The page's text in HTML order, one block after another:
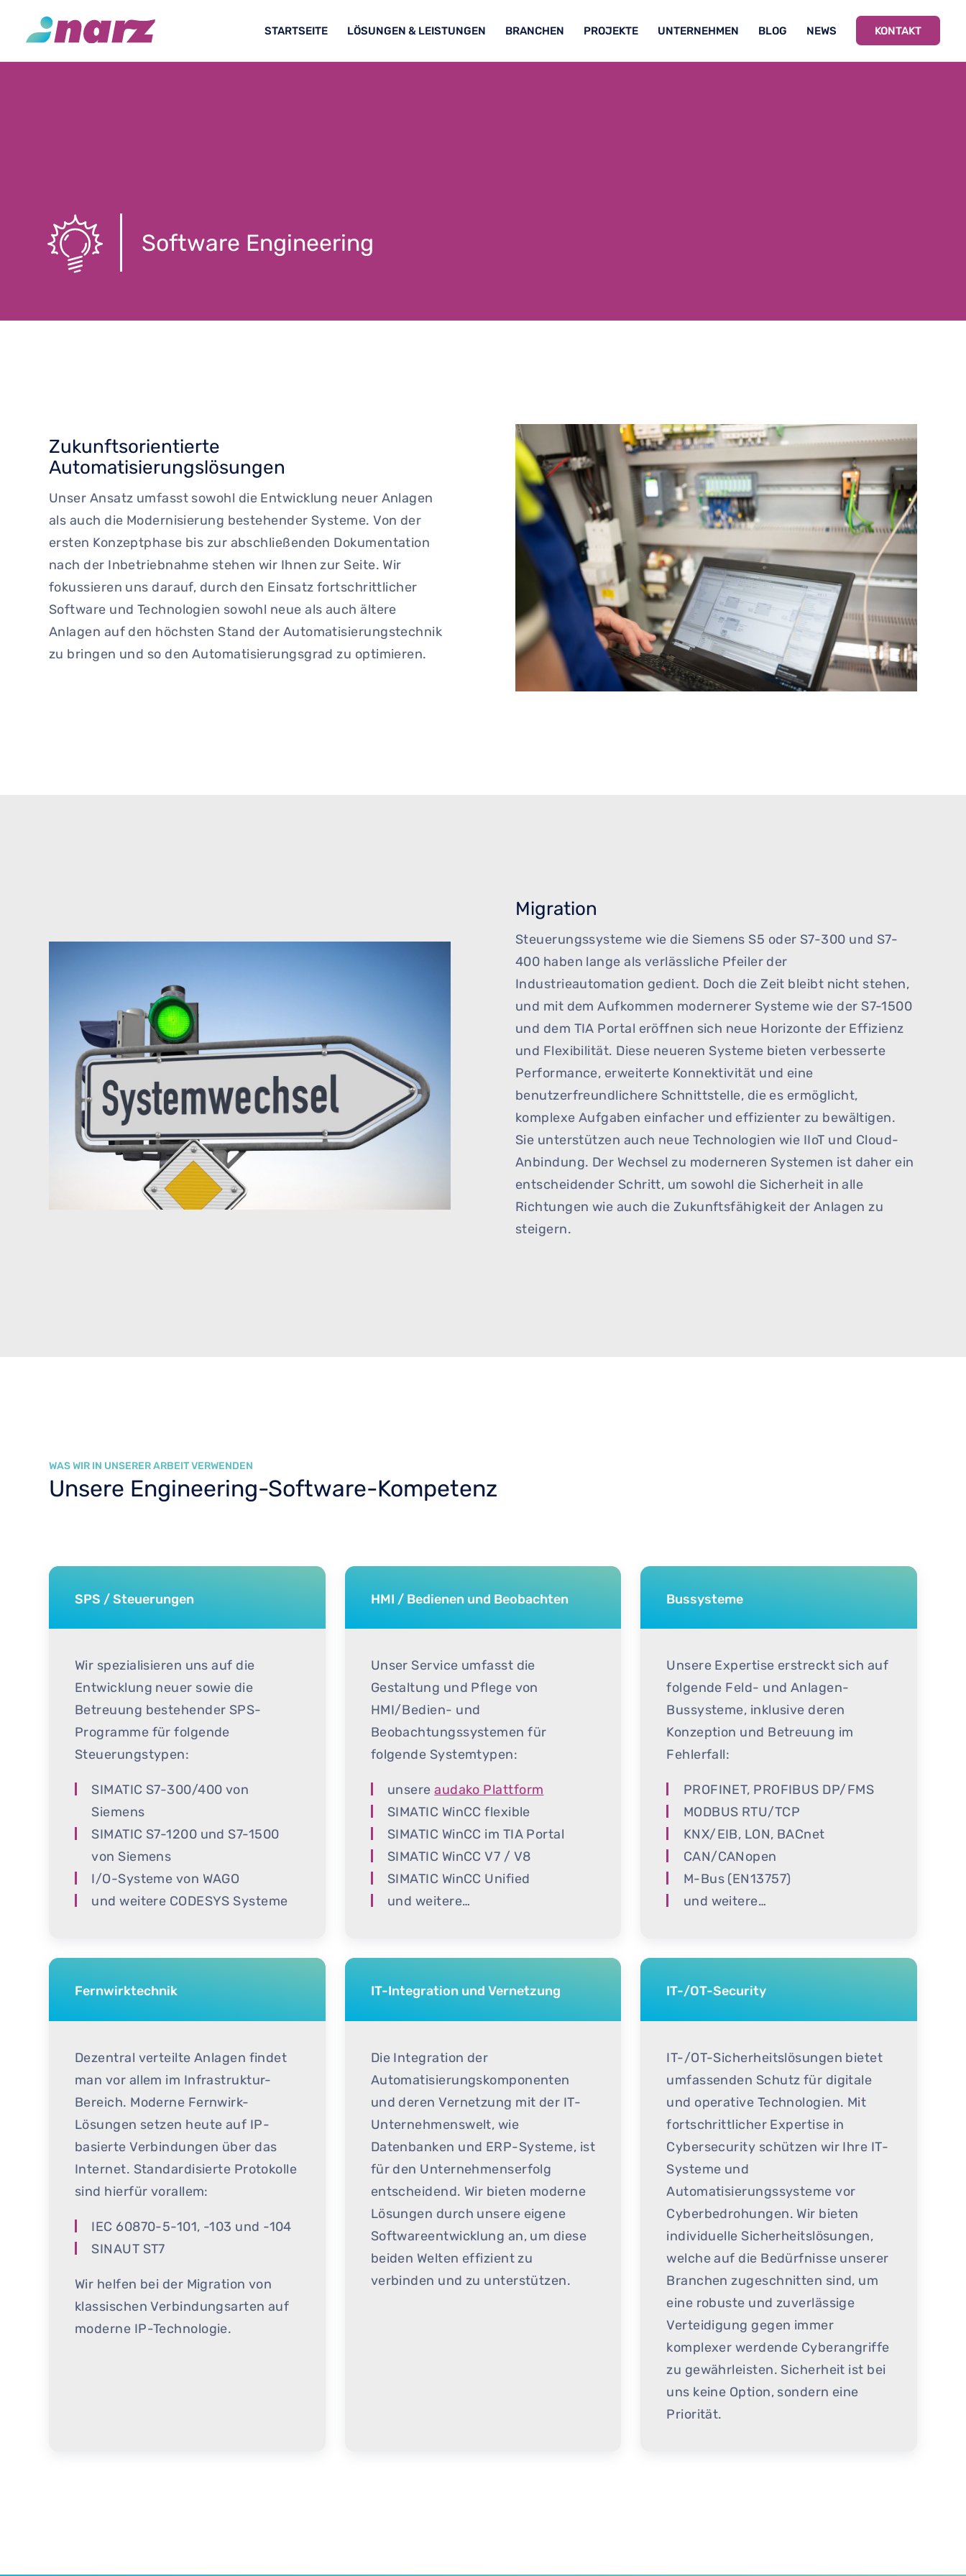
STARTSEITE LÖSUNGEN & LEISTUNGEN BRANCHEN PROJEKTE UNTERNEHMEN BLOG NEWS KONTAKT
Software Engineering
Zukunftsorientierte
Automatisierungslösungen
Unser Ansatz umfasst sowohl die Entwicklung neuer Anlagen
als auch die Modernisierung bestehender Systeme. Von der
ersten Konzeptphase bis zur abschließenden Dokumentation
nach der Inbetriebnahme stehen wir Ihnen zur Seite. Wir
fokussieren uns darauf, durch den Einsatz fortschrittlicher
Software und Technologien sowohl neue als auch ältere
Anlagen auf den höchsten Stand der Automatisierungstechnik
zu bringen und so den Automatisierungsgrad zu optimieren.
Migration
Steuerungssysteme wie die Siemens S5 oder S7-300 und S7-
400 haben lange als verlässliche Pfeiler der
Industrieautomation gedient. Doch die Zeit bleibt nicht stehen,
und mit dem Aufkommen modernerer Systeme wie der S7-1500
und dem TIA Portal eröffnen sich neue Horizonte der Effizienz
und Flexibilität. Diese neueren Systeme bieten verbesserte
Performance, erweiterte Konnektivität und eine
benutzerfreundlichere Schnittstelle, die es ermöglicht,
komplexe Aufgaben einfacher und effizienter zu bewältigen.
Sie unterstützen auch neue Technologien wie IIoT und Cloud-
Anbindung. Der Wechsel zu moderneren Systemen ist daher ein
entscheidender Schritt, um sowohl die Sicherheit in alle
Richtungen wie auch die Zukunftsfähigkeit der Anlagen zu
steigern.
WAS WIR IN UNSERER ARBEIT VERWENDEN
Unsere Engineering-Software-Kompetenz
SPS / Steuerungen
Wir spezialisieren uns auf die
Entwicklung neuer sowie die
Betreuung bestehender SPS-
Programme für folgende
Steuerungstypen:
SIMATIC S7-300/400 von
Siemens
SIMATIC S7-1200 und S7-1500
von Siemens
I/O-Systeme von WAGO
und weitere CODESYS Systeme
HMI / Bedienen und Beobachten
Unser Service umfasst die
Gestaltung und Pflege von
HMI/Bedien- und
Beobachtungssystemen für
folgende Systemtypen:
unsereaudako Plattform
SIMATIC WinCC flexible
SIMATIC WinCC im TIA Portal
SIMATIC WinCC V7 / V8
SIMATIC WinCC Unified
und weitere…
Bussysteme
Unsere Expertise erstreckt sich auf
folgende Feld- und Anlagen-
Bussysteme, inklusive deren
Konzeption und Betreuung im
Fehlerfall:
PROFINET, PROFIBUS DP/FMS
MODBUS RTU/TCP
KNX/EIB, LON, BACnet
CAN/CANopen
M-Bus (EN13757)
und weitere…
Fernwirktechnik
Dezentral verteilte Anlagen findet
man vor allem im Infrastruktur-
Bereich. Moderne Fernwirk-
Lösungen setzen heute auf IP-
basierte Verbindungen über das
Internet. Standardisierte Protokolle
sind hierfür vorallem:
IEC 60870-5-101, -103 und -104
SINAUT ST7
Wir helfen bei der Migration von
klassischen Verbindungsarten auf
moderne IP-Technologie.
IT-Integration und Vernetzung
Die Integration der
Automatisierungskomponenten
und deren Vernetzung mit der IT-
Unternehmenswelt, wie
Datenbanken und ERP-Systeme, ist
für den Unternehmenserfolg
entscheidend. Wir bieten moderne
Lösungen durch unsere eigene
Softwareentwicklung an, um diese
beiden Welten effizient zu
verbinden und zu unterstützen.
IT-/OT-Security
IT-/OT-Sicherheitslösungen bietet
umfassenden Schutz für digitale
und operative Technologien. Mit
fortschrittlicher Expertise in
Cybersecurity schützen wir Ihre IT-
Systeme und
Automatisierungssysteme vor
Cyberbedrohungen. Wir bieten
individuelle Sicherheitslösungen,
welche auf die Bedürfnisse unserer
Branchen zugeschnitten sind, um
eine robuste und zuverlässige
Verteidigung gegen immer
komplexer werdende Cyberangriffe
zu gewährleisten. Sicherheit ist bei
uns keine Option, sondern eine
Priorität.